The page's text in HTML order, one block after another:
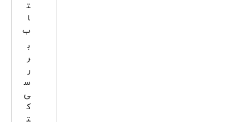
ت
ا
ب
ب
ر
ر
س
ی
ک
ت